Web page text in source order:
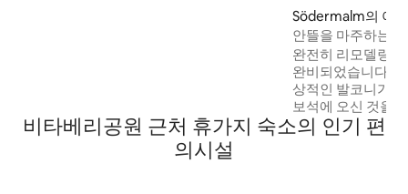
Södermalm의 아
안뜰을 마주하는
파 스튜디오
완전히 리모델링
완비되었습니다! 안뜰을 마주보고 있는 환
상적인 발코니가
보석에 오신 것을 환영합
안뜰을 향해 남쪽
코니가 있는 침실
비타베리공원 근처 휴가지 숙소의 인기 편
의시설